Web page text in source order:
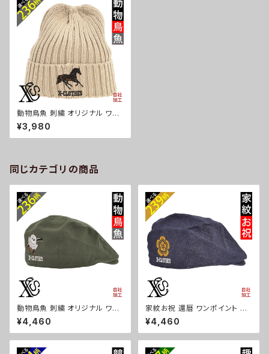
動物鳥魚 刺繍 オリジナル ワン
ポイント 帽子 アクリル カラーワ
ッチ ニット帽 ニットキャップ メン
ズ レディース 秋冬 雑貨 グッズ
¥3,980
同じカテゴリの商品
動物鳥魚 刺繍 オリジナル ワン
ポイント 帽子 コットン ハンチン
グ メンズ レディース インナーメ
ッシュ 雑貨 グッズ 自社ブランド
¥4,460
家紋お祝 還暦 ワンポイント 刺
繍 帽子 コットン ハンチング メ
ンズ レディース インナーメッシ
ュ 雑貨 グッズ 自社ブランド 柄
¥4,460